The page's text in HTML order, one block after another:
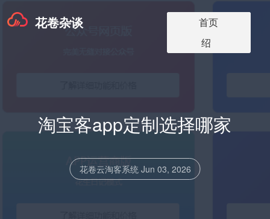
关于我们
淘宝客博客
淘宝客软件更
新
淘宝客app版本
价格
淘宝客app介
绍
首页
花卷杂谈
淘宝客app定制选择哪家
花卷云淘客系统 Jun 03, 2026